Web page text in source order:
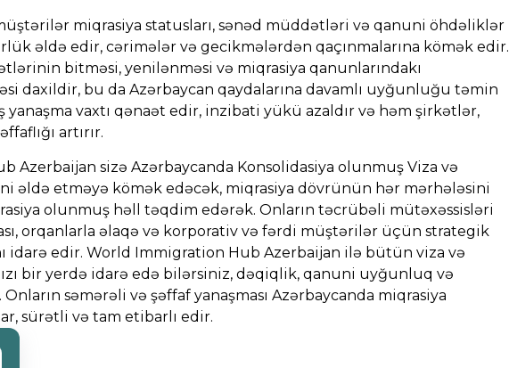
miqrasiya statusları, sənəd müddətləri və qanuni öhdəliklər
əldə edir, cərimələr və gecikmələrdən qaçınmalarına kömək edir.
bitməsi, yenilənməsi və miqrasiya qanunlarındakı
daxildir, bu da Azərbaycan qaydalarına davamlı uyğunluğu təmin
yanaşma vaxtı qənaət edir, inzibati yükü azaldır və həm şirkətlər,
artırır.
Azerbaijan sizə Azərbaycanda Konsolidasiya olunmuş Viza və
əldə etməyə kömək edəcək, miqrasiya dövrünün hər mərhələsini
olunmuş həll təqdim edərək. Onların təcrübəli mütəxəssisləri
orqanlarla əlaqə və korporativ və fərdi müştərilər üçün strategik
idarə edir. World Immigration Hub Azerbaijan ilə bütün viza və
bir yerdə idarə edə bilərsiniz, dəqiqlik, qanuni uyğunluq və
səmərəli və şəffaf yanaşması Azərbaycanda miqrasiya
sürətli və tam etibarlı edir.